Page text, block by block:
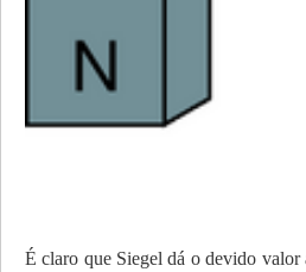
É claro que Siegel dá o devido valor